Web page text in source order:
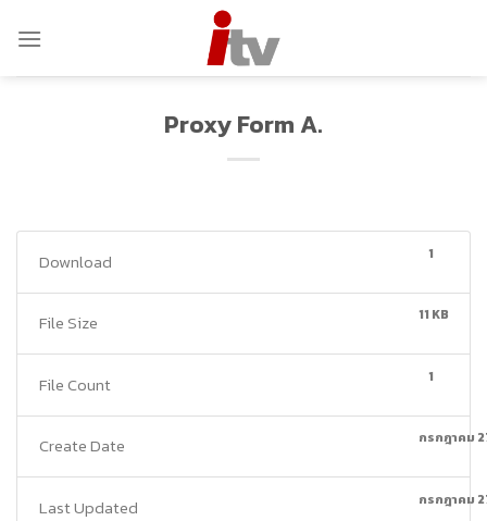
Proxy Form A.
Download 1
File Size 11 KB
File Count 1
Create Date กรกฎาคม
Last Updated กรกฎาคม